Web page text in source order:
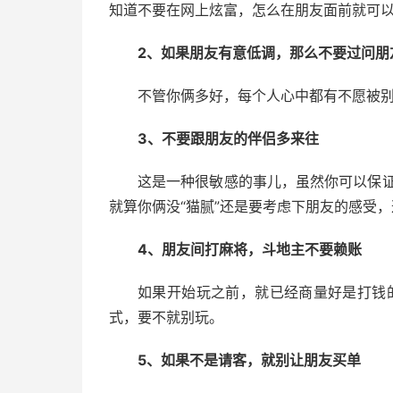
知道不要在网上炫富，怎么在朋友面前就可
2、如果朋友有意低调，那么不要过问朋
不管你俩多好，每个人心中都有不愿被
3、不要跟朋友的伴侣多来往
这是一种很敏感的事儿，虽然你可以保
就算你俩没“猫腻”还是要考虑下朋友的感受
4、朋友间打麻将，斗地主不要赖账
如果开始玩之前，就已经商量好是打
式，要不就别玩。
5、如果不是请客，就别让朋友买单